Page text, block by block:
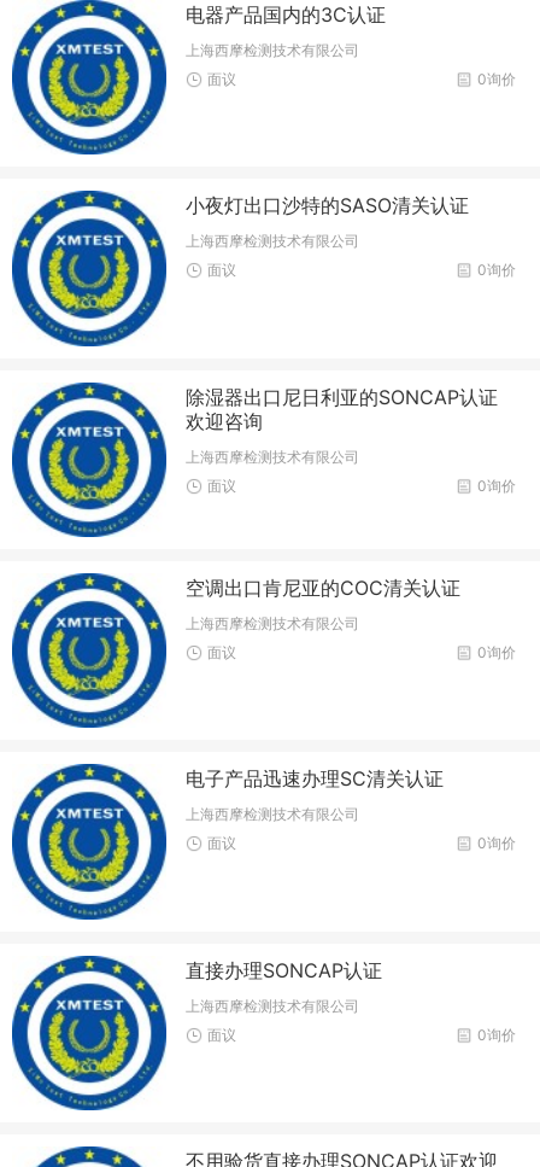
电器产品国内的3C认证
上海西摩检测技术有限公司
0询价
面议
小夜灯出口沙特的SASO清关认证
上海西摩检测技术有限公司
0询价
面议
除湿器出口尼日利亚的SONCAP认证
欢迎咨询
上海西摩检测技术有限公司
0询价
面议
空调出口肯尼亚的COC清关认证
上海西摩检测技术有限公司
0询价
面议
电子产品迅速办理SC清关认证
上海西摩检测技术有限公司
0询价
面议
直接办理SONCAP认证
上海西摩检测技术有限公司
0询价
面议
不用验货直接办理SONCAP认证欢迎